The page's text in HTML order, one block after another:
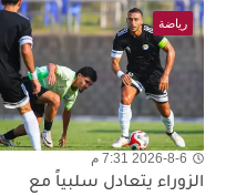
رياضة
2026-8-6 7:31 م
الزوراء يتعادل سلبياً مع